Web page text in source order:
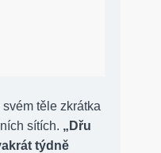
těle zkrátka
sítích. „Dřu
týdně